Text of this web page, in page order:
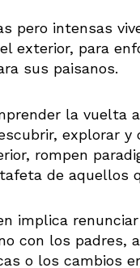
pero intensas
exterior, para
sus paisanos.
la vuelta
explorar
rompen
de aquellos
implica
con los padres,
o los cambios